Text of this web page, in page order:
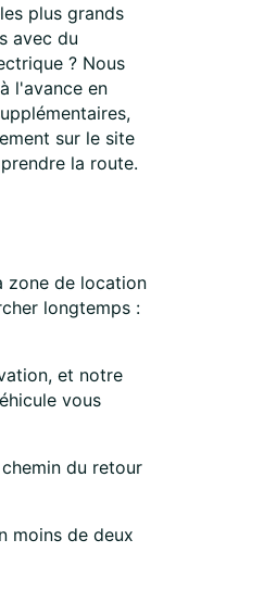
plus grands
avec du
? Nous
l'avance en
sur le site
la route.
zone de location
longtemps :
et notre
vous
du retour
moins de deux